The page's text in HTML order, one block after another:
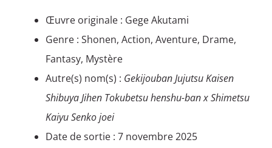
Œuvre originale : Gege Akutami
Genre : Shonen, Action, Aventure, Drame,
Fantasy, Mystère
Autre(s) nom(s) : Gekijouban Jujutsu Kaisen
Shibuya Jihen Tokubetsu henshu-ban x Shimetsu
Kaiyu Senko joei
Date de sortie : 7 novembre 2025